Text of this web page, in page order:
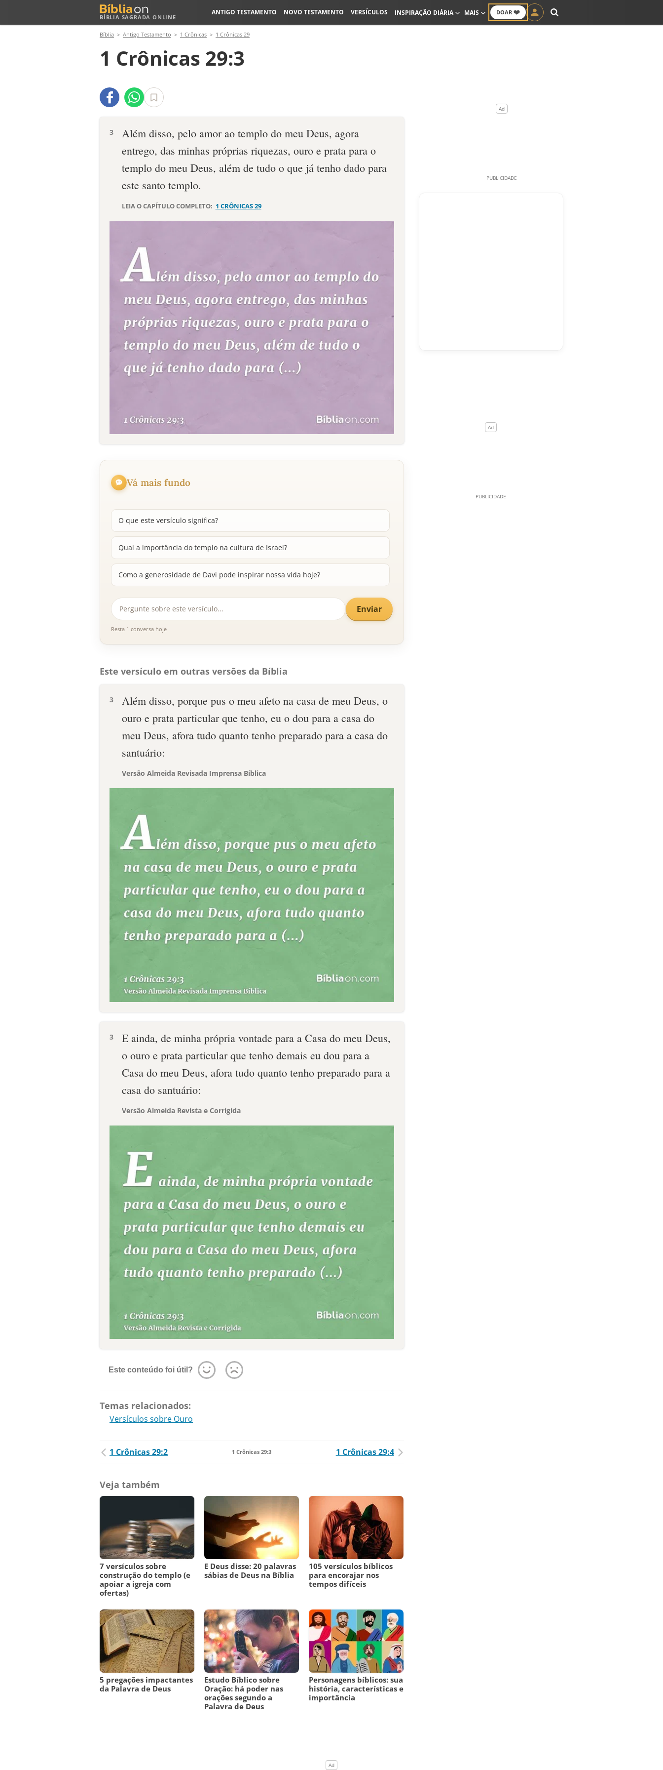
BÍBLIA SAGRADA ONLINE
DOAR ❤️
ANTIGO TESTAMENTO NOVO TESTAMENTO VERSÍCULOS INSPIRAÇÃO DIÁRIA MAIS
Bíblia Antigo Testamento 1 Crônicas 1 Crônicas 29
1 Crônicas 29:3
3
Além disso, pelo amor ao templo do meu Deus, agora
entrego, das minhas próprias riquezas, ouro e prata para o
templo do meu Deus, além de tudo o que já tenho dado para
este santo templo.
LEIA O CAPÍTULO COMPLETO: 1 CRÔNICAS 29
Vá mais fundo
O que este versículo significa?
Qual a importância do templo na cultura de Israel?
Como a generosidade de Davi pode inspirar nossa vida hoje?
Enviar
Resta 1 conversa hoje
Este versículo em outras versões da Bíblia
3
Além disso, porque pus o meu afeto na casa de meu Deus, o
ouro e prata particular que tenho, eu o dou para a casa do
meu Deus, afora tudo quanto tenho preparado para a casa do
santuário:
Versão Almeida Revisada Imprensa Bíblica
3
E ainda, de minha própria vontade para a Casa do meu Deus,
o ouro e prata particular que tenho demais eu dou para a
Casa do meu Deus, afora tudo quanto tenho preparado para a
casa do santuário:
Versão Almeida Revista e Corrigida
Este conteúdo foi útil?
Temas relacionados:
Versículos sobre Ouro
1 Crônicas 29:2 1 Crônicas 29:3 1 Crônicas 29:4
Veja também
7 versículos sobre
construção do templo (e
apoiar a igreja com
ofertas)
E Deus disse: 20 palavras
sábias de Deus na Bíblia
105 versículos bíblicos
para encorajar nos
tempos difíceis
5 pregações impactantes
da Palavra de Deus
Estudo Bíblico sobre
Oração: há poder nas
orações segundo a
Palavra de Deus
Personagens bíblicos: sua
história, características e
importância